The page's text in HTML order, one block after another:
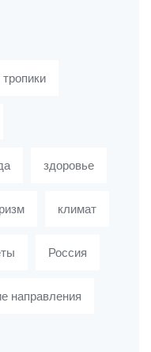
тропики
здоровье
климат
Россия
направления